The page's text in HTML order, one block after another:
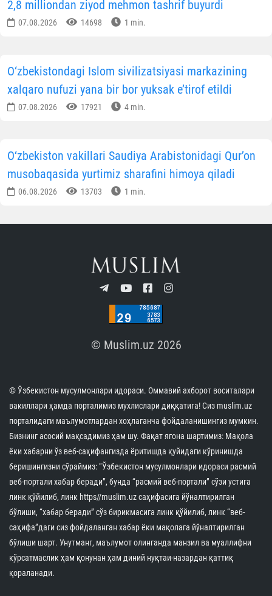
2,8 milliondan ziyod mehmon tashrif buyurdi
07.08.2026 14698 1 min.
O‘zbekistondagi Islom sivilizatsiyasi markazining
xalqaro nufuzi yana bir bor yuksak e’tirof etildi
07.08.2026 17921 4 min.
O‘zbekiston vakillari Saudiya Arabistonidagi Qur’on
musobaqasida yurtimiz sharafini himoya qiladi
06.08.2026 13703 1 min.
© Muslim.uz 2026
© Ўзбекистон мусулмонлари идораси. Оммавий ахборот воситалари
вакиллари ҳамда порталимиз мухлислари диққатига! Сиз muslim.uz
порталидаги маълумотлардан хоҳлаганча фойдаланишингиз мумкин.
Бизнинг асосий мақсадимиз ҳам шу. Фақат ягона шартимиз: Мақола
ёки хабарни ўз веб-саҳифангизда ёритишда қуйидаги кўринишда
беришингизни сўраймиз: “Ўзбекистон мусулмонлари идораси расмий
веб-портали хабар беради”, бунда “расмий веб-портали” сўзи устига
линк қўйилиб, линк https//muslim.uz саҳифасига йўналтирилган
бўлиши, “хабар беради” сўз бирикмасига линк қўйилиб, линк “веб-
саҳифа”даги сиз фойдаланган хабар ёки мақолага йўналтирилган
бўлиши шарт. Унутманг, маълумот олинганда манзил ва муаллифни
кўрсатмаслик ҳам қонунан ҳам диний нуқтаи-назардан қаттиқ
қораланади.